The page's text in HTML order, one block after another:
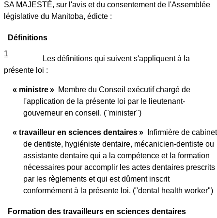
SA MAJESTÉ, sur l'avis et du consentement de l'Assemblée
législative du Manitoba, édicte :
Définitions
1
Les définitions qui suivent s'appliquent à la
présente loi :
« ministre »Membre du Conseil exécutif chargé de
l'application de la présente loi par le lieutenant-
gouverneur en conseil. ("minister")
« travailleur en sciences dentaires »Infirmière de cabinet
de dentiste, hygiéniste dentaire, mécanicien-dentiste ou
assistante dentaire qui a la compétence et la formation
nécessaires pour accomplir les actes dentaires prescrits
par les règlements et qui est dûment inscrit
conformément à la présente loi. ("dental health worker")
Formation des travailleurs en sciences dentaires